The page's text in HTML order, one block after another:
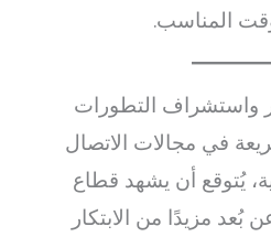
المناسب.
واستشراف التطورات
في مجالات الاتصال
يُتوقع أن يشهد قطاع
مزيدًا من الابتكار